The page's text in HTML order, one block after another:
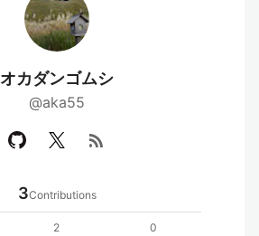
オカダンゴムシ
@aka55
rss_feed
3Contributions
2
0